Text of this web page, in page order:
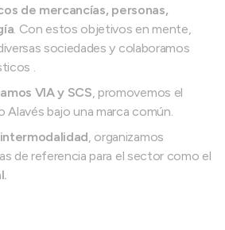
de mercancías, personas,
. Con estos objetivos en mente,
sociedades y colaboramos
.
VIA y SCS, promovemos el
Alavés bajo una marca común.
, organizamos
de referencia para el sector como el